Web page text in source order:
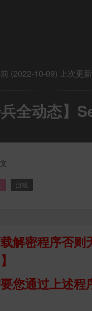
(2022-10-09) 上次更
兵全动态】
游戏
载解密程序否
您通过上述